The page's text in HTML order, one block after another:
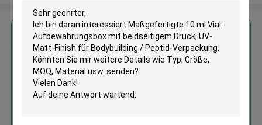
Erhalten Sie den besten Preis für
Maßgefertigte 10 ml Vial-
beidseitigem Druck, UV-Matt-